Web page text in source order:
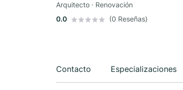
Arquitecto · Renovación
0.0
(0 Reseñas)
Contacto Especializaciones